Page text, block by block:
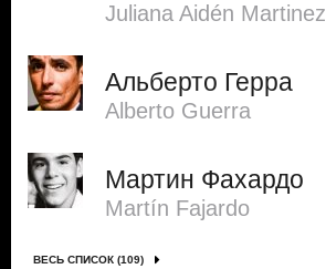
Juliana Aidén Martinez
Альберто Герра
Alberto Guerra
Мартин Фахардо
Martín Fajardo
ВЕСЬ СПИСОК (109)